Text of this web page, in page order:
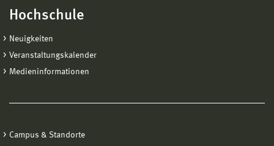
Hochschule
Neuigkeiten
Veranstaltungskalender
Medieninformationen
Campus & Standorte